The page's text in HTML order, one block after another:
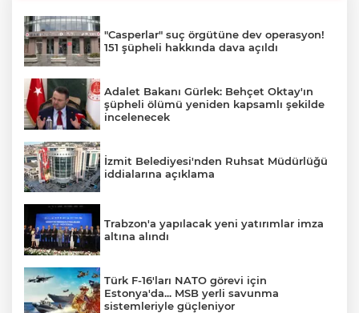
"Casperlar" suç örgütüne dev operasyon!
151 şüpheli hakkında dava açıldı
Adalet Bakanı Gürlek: Behçet Oktay'ın
şüpheli ölümü yeniden kapsamlı şekilde
incelenecek
İzmit Belediyesi'nden Ruhsat Müdürlüğü
iddialarına açıklama
Trabzon'a yapılacak yeni yatırımlar imza
altına alındı
Türk F-16'ları NATO görevi için
Estonya'da... MSB yerli savunma
sistemleriyle güçleniyor